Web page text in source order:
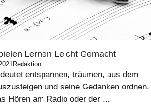
Lernen Leicht Gemacht
Redaktion
entspannen, träumen, aus dem
und seine Gedanken ordnen.
Hören am Radio oder der ...